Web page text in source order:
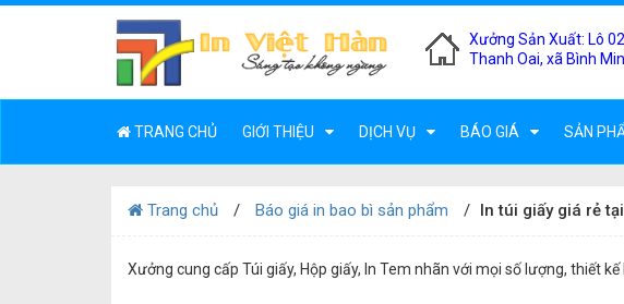
Xưởng Sản Xuất: Lô
Thanh Oai, xã Bình
TRANG CHỦ GIỚI THIỆU DỊCH VỤ BÁO GIÁ SẢN
Trang chủ Báo giá in bao bì sản phẩm In túi giấy giá rẻ
Xưởng cung cấp Túi giấy, Hộp giấy, In Tem nhãn với mọi số lượng, thiết kế